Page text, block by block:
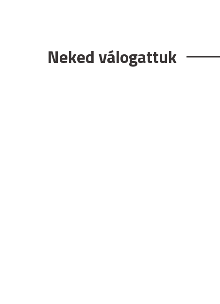
Neked válogattuk